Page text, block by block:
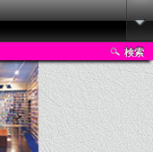
検索